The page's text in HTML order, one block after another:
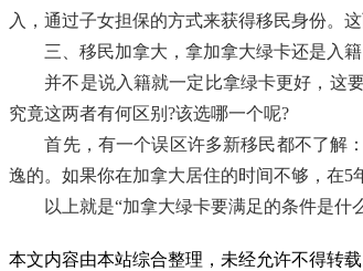
入，通过子女担保的方式来获得移民身份。
三、移民加拿大，拿加拿大绿卡还是入籍
并不是说入籍就一定比拿绿卡更好，这要
究竟这两者有何区别?该选哪一个呢?
首先，有一个误区许多新移民都不了解：
逸的。如果你在加拿大居住的时间不够，在5
以上就是“加拿大绿卡要满足的条件是什么
本文内容由本站综合整理，未经允许不得转载